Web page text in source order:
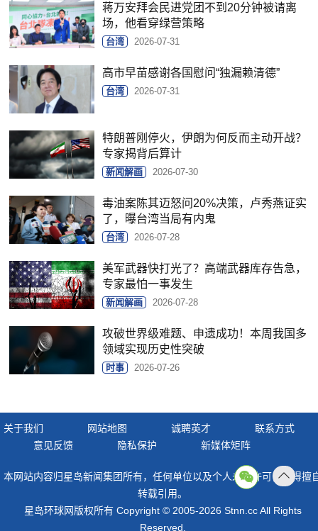
蒋万安拜会民进党团不到20分钟被请离
场，他看穿绿营策略
台湾 2026-07-31
高市早苗感谢各国慰问“独漏赖清德”
台湾 2026-07-31
特朗普刚停火，伊朗为何反而主动开战？
专家揭背后算计
新闻解画 2026-07-30
毒油案陈其迈怒问20%决策，卢秀燕证实
了，曝台湾当局有内鬼
台湾 2026-07-28
美军武器快打光了？高端武器库存告急，
专家最怕一事发生
新闻解画 2026-07-28
攻破世界级难题、申遗成功！本周我国多
领域实现历史性突破
时事 2026-07-26
关于我们 网站地图 诚聘英才
联系方式
意见反馈
隐私保护 新媒体矩阵
本网站内容归星岛新闻集团所有，任何单位以及个人未经许可，不得擅
转载引用。
星岛环球网版权所有 Copyright © 2005-2026 Stnn.cc All Rights
Reserved.
顶部